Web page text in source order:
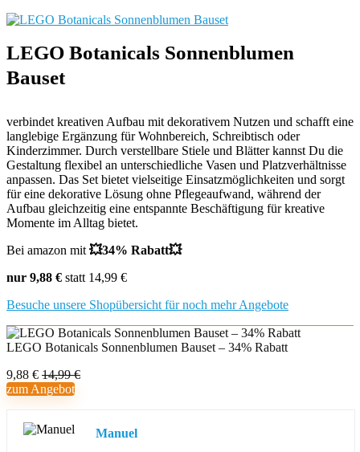
LEGO Botanicals Sonnenblumen
Bauset
verbindet kreativen Aufbau mit dekorativem Nutzen und schafft eine
langlebige Ergänzung für Wohnbereich, Schreibtisch oder
Kinderzimmer. Durch verstellbare Stiele und Blätter kannst Du die
Gestaltung flexibel an unterschiedliche Vasen und Platzverhältnisse
anpassen. Das Set bietet vielseitige Einsatzmöglichkeiten und sorgt
für eine dekorative Lösung ohne Pflegeaufwand, während der
Aufbau gleichzeitig eine entspannte Beschäftigung für kreative
Momente im Alltag bietet.
Bei amazon mit 💥34% Rabatt💥
nur 9,88 € statt 14,99 €
Besuche unsere Shopübersicht für noch mehr Angebote
LEGO Botanicals Sonnenblumen Bauset – 34% Rabatt
9,88 € 14,99 €
zum Angebot
Manuel